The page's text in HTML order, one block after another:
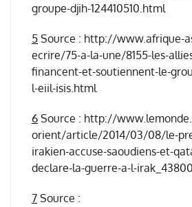
groupe-djih-124410510.html
5 Source : http://www.afrique-
ecrire/75-a-la-une/8155-les-
financent-et-soutiennent-le-
l-eiil-isis.html
6 Source : http://
orient/article/2014/03/08/le-
irakien-accuse-saoudiens-et-
declare-la-guerre-a-l-
7 Source :